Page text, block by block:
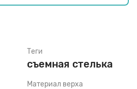
Теги
съемная стелька
Материал верха